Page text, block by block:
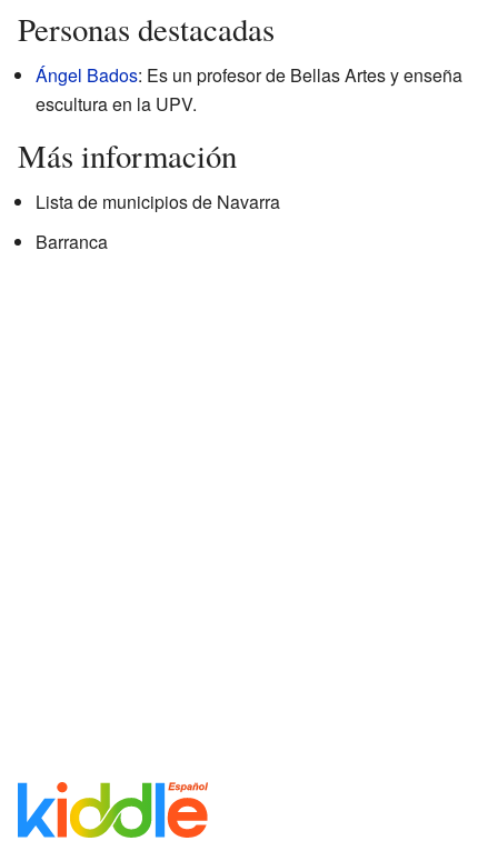
Personas destacadas
Ángel Bados: Es un profesor de Bellas Artes y enseña
escultura en la UPV.
Más información
Lista de municipios de Navarra
Barranca